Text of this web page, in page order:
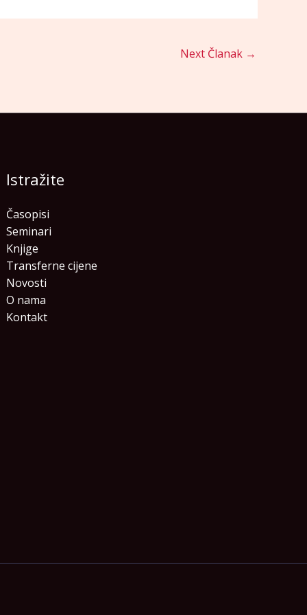
Next Članak →
Istražite
Časopisi
Seminari
Knjige
Transferne cijene
Novosti
O nama
Kontakt